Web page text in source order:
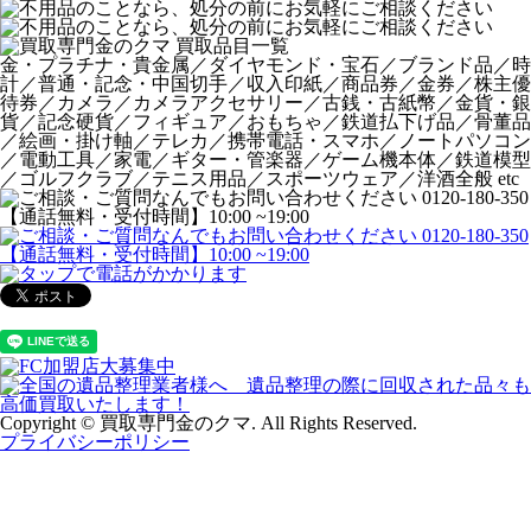
金・プラチナ・貴金属／ダイヤモンド・宝石／ブランド品／時
計／普通・記念・中国切手／収入印紙／商品券／金券／株主優
待券／カメラ／カメラアクセサリー／古銭・古紙幣／金貨・銀
貨／記念硬貨／フィギュア／おもちゃ／鉄道払下げ品／骨董品
／絵画・掛け軸／テレカ／携帯電話・スマホ／ノートパソコン
／電動工具／家電／ギター・管楽器／ゲーム機本体／鉄道模型
／ゴルフクラブ／テニス用品／スポーツウェア／洋酒全般 etc
Copyright © 買取専門金のクマ. All Rights Reserved.
プライバシーポリシー